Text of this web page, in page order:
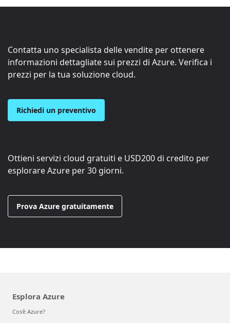
Contatta uno specialista delle vendite per ottenere
informazioni dettagliate sui prezzi di Azure. Verifica i
prezzi per la tua soluzione cloud.
Richiedi un preventivo
Ottieni servizi cloud gratuiti e USD200di credito per
esplorare Azure per 30 giorni.
Prova Azure gratuitamente
Esplora Azure
Cos'è Azure?